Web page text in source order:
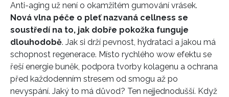
Anti-aging už není o okamžitém gumování vrásek.
Nová vlna péče o pleť nazvaná cellness se
soustředí na to, jak dobře pokožka funguje
dlouhodobě. Jak si drží pevnost, hydrataci a jakou má
schopnost regenerace. Místo rychlého wow efektu se
řeší energie buněk, podpora tvorby kolagenu a ochrana
před každodenním stresem od smogu až po
nevyspání. Jaký to má důvod? Ten nejjednodušší. Když